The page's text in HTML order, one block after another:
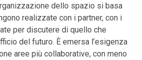
dello spazio si basa
realizzate con i partner, con i
per discutere di quello che
del futuro. È emersa l’esigenza
aree più collaborative, con meno